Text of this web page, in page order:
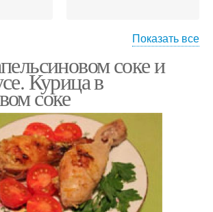
соком
Показать все
соке и
Курица в
соке